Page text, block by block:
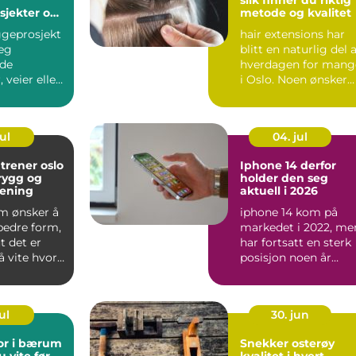
og
veier eller
metode og kvalitet
hair extensions har
blitt en naturlig del
hverdagen for
i Oslo. Noen ønsker
oslo
og
ønsker å
form,
det er
vite hvor
04. jul
Iphone 14 derfor
holder den seg
aktuell i 2026
iphone 14 kom på
markedet i 2022,
har fortsatt en sterk
posisjon noen år
vurde...
i bærum
30. jun
Snekker osterøy